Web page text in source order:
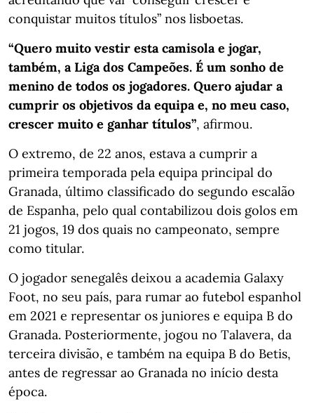
conquistar muitos títulos” nos lisboetas.
“Quero muito vestir esta camisola e jogar,
também, a Liga dos Campeões. É um sonho de
menino de todos os jogadores. Quero ajudar a
cumprir os objetivos da equipa e, no meu caso,
crescer muito e ganhar títulos”, afirmou.
O extremo, de 22 anos, estava a cumprir a
primeira temporada pela equipa principal do
Granada, último classificado do segundo escalão
de Espanha, pelo qual contabilizou dois golos em
21 jogos, 19 dos quais no campeonato, sempre
como titular.
O jogador senegalês deixou a academia Galaxy
Foot, no seu país, para rumar ao futebol espanhol
em 2021 e representar os juniores e equipa B do
Granada. Posteriormente, jogou no Talavera, da
terceira divisão, e também na equipa B do Betis,
antes de regressar ao Granada no início desta
época.